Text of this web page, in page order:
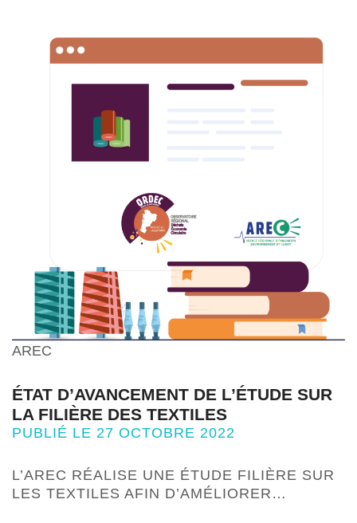
AREC
ÉTAT D’AVANCEMENT DE L’ÉTUDE SUR
LA FILIÈRE DES TEXTILES
PUBLIÉ LE 27 OCTOBRE 2022
L’AREC RÉALISE UNE ÉTUDE FILIÈRE SUR
LES TEXTILES AFIN D’AMÉLIORER…